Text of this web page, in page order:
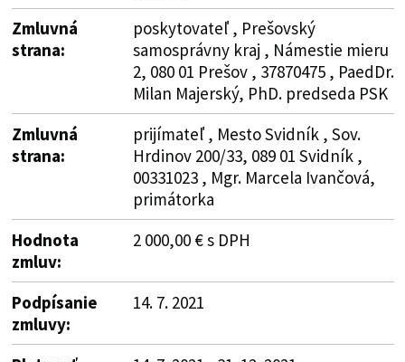
Zmluvná
strana:
poskytovateľ , Prešovský
samosprávny kraj , Námestie mieru
2, 080 01 Prešov , 37870475 , PaedDr.
Milan Majerský, PhD. predseda PSK
Zmluvná
strana:
prijímateľ , Mesto Svidník , Sov.
Hrdinov 200/33, 089 01 Svidník ,
00331023 , Mgr. Marcela Ivančová,
primátorka
Hodnota
zmluv:
2 000,00 € s DPH
Podpísanie
zmluvy:
14. 7. 2021